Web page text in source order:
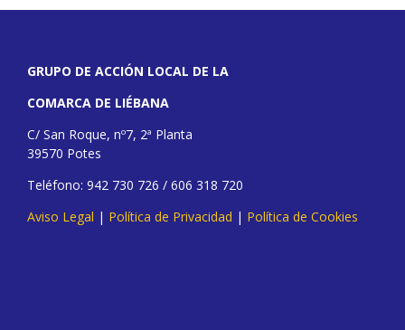
GRUPO DE ACCIÓN LOCAL DE LA
COMARCA DE LIÉBANA
C/ San Roque, nº7, 2ª Planta
39570 Potes
Teléfono: 942 730 726 / 606 318 720
Aviso Legal | Política de Privacidad | Política de Cookies